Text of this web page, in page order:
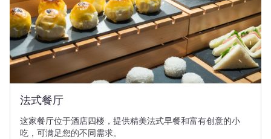
法式餐厅
这家餐厅位于酒店四楼，提供精美法式早餐和富有创意的小
吃，可满足您的不同需求。